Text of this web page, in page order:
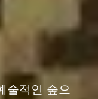
술적인 숲으